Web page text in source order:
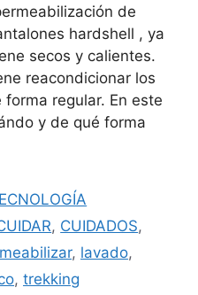
de
hardshell , ya
secos y calientes.
reacondicionar los
regular. En este
y de qué forma
, CUIDADOS,
, lavado,
, trekking